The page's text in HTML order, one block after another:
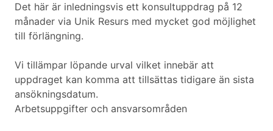
Det här är inledningsvis ett konsultuppdrag på 12
månader via Unik Resurs med mycket god möjlighet
till förlängning.
Vi tillämpar löpande urval vilket innebär att
uppdraget kan komma att tillsättas tidigare än sista
ansökningsdatum.
Arbetsuppgifter och ansvarsområden